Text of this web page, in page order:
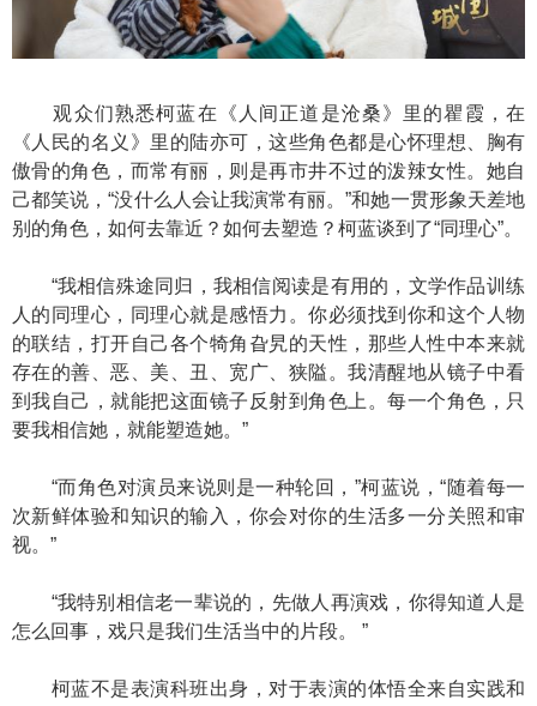
观众们熟悉柯蓝在《人间正道是沧桑》里的瞿霞，在
《人民的名义》里的陆亦可，这些角色都是心怀理想、胸有
傲骨的角色，而常有丽，则是再市井不过的泼辣女性。她自
己都笑说，“没什么人会让我演常有丽。”和她一贯形象天差地
别的角色，如何去靠近？如何去塑造？柯蓝谈到了“同理心”。
“我相信殊途同归，我相信阅读是有用的，文学作品训练
人的同理心，同理心就是感悟力。你必须找到你和这个人物
的联结，打开自己各个犄角旮旯的天性，那些人性中本来就
存在的善、恶、美、丑、宽广、狭隘。我清醒地从镜子中看
到我自己，就能把这面镜子反射到角色上。每一个角色，只
要我相信她，就能塑造她。”
“而角色对演员来说则是一种轮回，”柯蓝说，“随着每一
次新鲜体验和知识的输入，你会对你的生活多一分关照和审
视。”
“我特别相信老一辈说的，先做人再演戏，你得知道人是
怎么回事，戏只是我们生活当中的片段。 ”
柯蓝不是表演科班出身，对于表演的体悟全来自实践和